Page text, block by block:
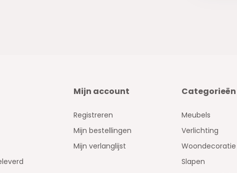
Mijn account
Registreren
Mijn bestellingen
Mijn verlanglijst
Categorieën
Meubels
Verlichting
Woondecoratie
Slapen